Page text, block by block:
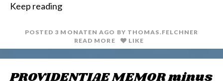
n
i
Keep reading
POSTED 3 MONATEN AGO BY THOMAS.FELCHNER
READ MORE
LIKE